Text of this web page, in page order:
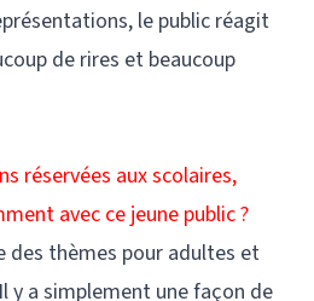
le public réagit
de rires et beaucoup
réservées aux scolaires,
avec ce jeune public ?
des thèmes pour adultes et
y a simplement une façon de